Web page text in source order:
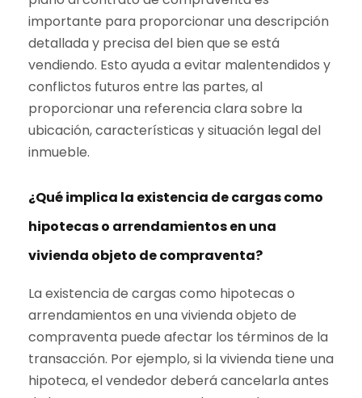
importante para proporcionar una descripción
detallada y precisa del bien que se está
vendiendo. Esto ayuda a evitar malentendidos y
conflictos futuros entre las partes, al
proporcionar una referencia clara sobre la
ubicación, características y situación legal del
inmueble.
¿Qué implica la existencia de cargas como
hipotecas o arrendamientos en una
vivienda objeto de compraventa?
La existencia de cargas como hipotecas o
arrendamientos en una vivienda objeto de
compraventa puede afectar los términos de la
transacción. Por ejemplo, si la vivienda tiene una
hipoteca, el vendedor deberá cancelarla antes